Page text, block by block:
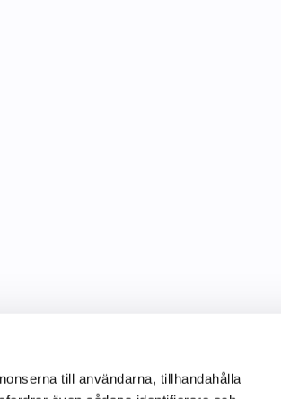
till användarna, tillhandahålla